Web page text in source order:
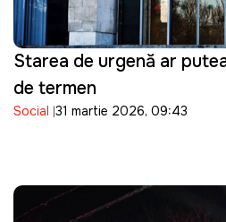
Starea de urgență ar
de termen
Social 31 martie 2026, 09:43